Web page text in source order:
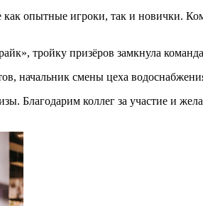
как опытные игроки, так и новички.
тройку призёров замкнула
начальник смены цеха
Благодарим коллег за участие и